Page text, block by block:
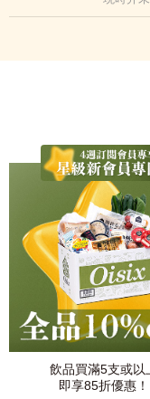
飲品買滿5支或以
即享85折優惠！